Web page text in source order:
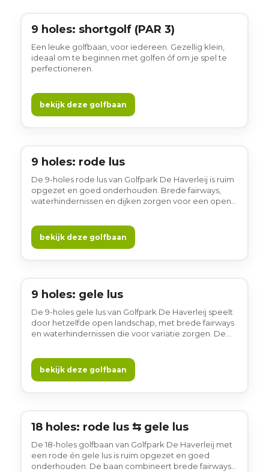
9 holes
9 holes: shortgolf (PAR 3)
Een leuke golfbaan, voor iedereen. Gezellig klein,
ideaal om te beginnen met golfen óf om je spel te
perfectioneren.
bekijk deze golfbaan
9 holes
9 holes: rode lus
De 9-holes rode lus van Golfpark De Haverleij is ruim
opgezet en goed onderhouden. Brede fairways,
waterhindernissen en dijken zorgen voor een open
en zicht op de omliggende woonkastelen. Gewoon
gezellig!
bekijk deze golfbaan
9 holes
9 holes: gele lus
De 9-holes gele lus van Golfpark De Haverleij speelt
door hetzelfde open landschap, met brede fairways
en waterhindernissen die voor variatie zorgen. De
fraaie uitzichten op de woonkastelen. Gewoon
gezellig!
bekijk deze golfbaan
18 holes
18 holes: rode lus ⇆ gele lus
De 18-holes golfbaan van Golfpark De Haverleij met
een rode én gele lus is ruim opgezet en goed
onderhouden. De baan combineert brede fairways